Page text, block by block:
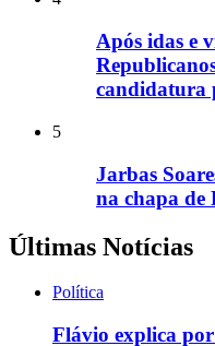
Após idas e
candidatura
5
Jarbas
na chapa de
Últimas Notícias
Política
Flávio explica